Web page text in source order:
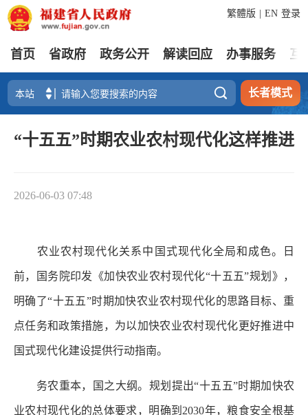
登录
繁體版 EN
首页 省政府 政务公开 解读回应 办事服务 互
 长者模式
“十五五”时期农业农村现代化这样推进
2026-06-03 07:48
农业农村现代化关系中国式现代化全局和成色。日
前，国务院印发《加快农业农村现代化“十五五”规划》，
明确了“十五五”时期加快农业农村现代化的思路目标、重
点任务和政策措施，为以加快农业农村现代化更好推进中
国式现代化建设提供行动指南。
务农重本，国之大纲。规划提出“十五五”时期加快农
业农村现代化的总体要求，明确到2030年，粮食安全根基